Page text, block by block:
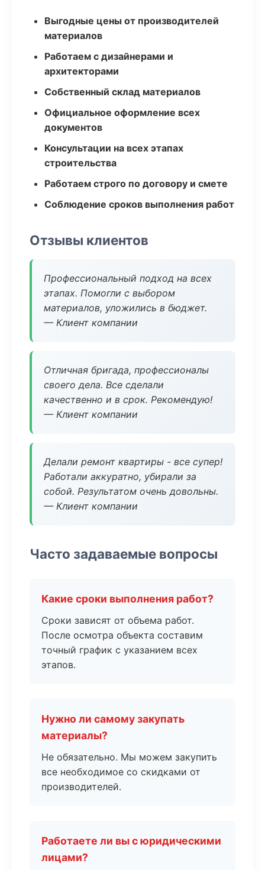
Выгодные цены от производителей
материалов
Работаем с дизайнерами и
архитекторами
Собственный склад материалов
Официальное оформление всех
документов
Консультации на всех этапах
строительства
Работаем строго по договору и смете
Соблюдение сроков выполнения работ
Отзывы клиентов
Профессиональный подход на всех
этапах. Помогли с выбором
материалов, уложились в бюджет.
— Клиент компании
Отличная бригада, профессионалы
своего дела. Все сделали
качественно и в срок. Рекомендую!
— Клиент компании
Делали ремонт квартиры - все супер!
Работали аккуратно, убирали за
собой. Результатом очень довольны.
— Клиент компании
Часто задаваемые вопросы
Какие сроки выполнения работ?
Сроки зависят от объема работ.
После осмотра объекта составим
точный график с указанием всех
этапов.
Нужно ли самому закупать
материалы?
Не обязательно. Мы можем закупить
все необходимое со скидками от
производителей.
Работаете ли вы с юридическими
лицами?